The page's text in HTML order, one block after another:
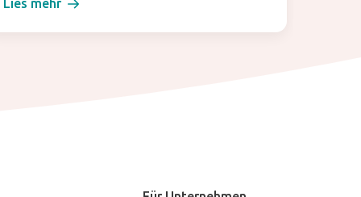
Lies mehr